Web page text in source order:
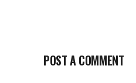
POST A COMMENT